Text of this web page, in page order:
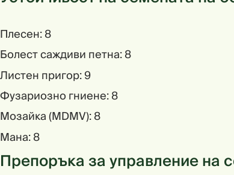
Плесен: 8
Болест саждиви петна: 8
Листен пригор: 9
Фузариозно гниене: 8
Мoзaйкa (MDMV): 8
Мана: 8
Препоръка за управление на